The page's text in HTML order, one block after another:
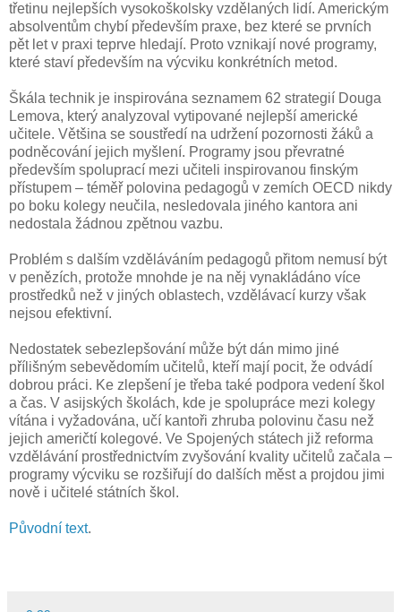
třetinu nejlepších vysokoškolsky vzdělaných lidí. Americkým
absolventům chybí především praxe, bez které se prvních
pět let v praxi teprve hledají. Proto vznikají nové programy,
které staví především na výcviku konkrétních metod.
Škála technik je inspirována seznamem 62 strategií Douga
Lemova, který analyzoval vytipované nejlepší americké
učitele. Většina se soustředí na udržení pozornosti žáků a
podněcování jejich myšlení. Programy jsou převratné
především spoluprací mezi učiteli inspirovanou finským
přístupem – téměř polovina pedagogů v zemích OECD nikdy
po boku kolegy neučila, nesledovala jiného kantora ani
nedostala žádnou zpětnou vazbu.
Problém s dalším vzděláváním pedagogů přitom nemusí být
v penězích, protože mnohde je na něj vynakládáno více
prostředků než v jiných oblastech, vzdělávací kurzy však
nejsou efektivní.
Nedostatek sebezlepšování může být dán mimo jiné
přílišným sebevědomím učitelů, kteří mají pocit, že odvádí
dobrou práci. Ke zlepšení je třeba také podpora vedení škol
a čas. V asijských školách, kde je spolupráce mezi kolegy
vítána i vyžadována, učí kantoři zhruba polovinu času než
jejich američtí kolegové. Ve Spojených státech již reforma
vzdělávání prostřednictvím zvyšování kvality učitelů začala –
programy výcviku se rozšiřují do dalších měst a projdou jimi
nově i učitelé státních škol.
Původní text.